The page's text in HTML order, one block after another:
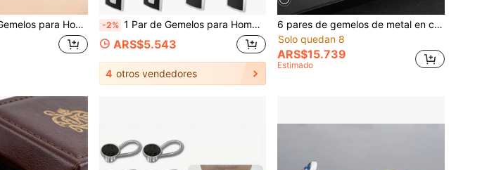
Acero Premium, Conjunto Elegante y Sofisticado Ideal para Boda, Fiesta, Ceremonia -2% 1 Par de Gemelos para Hombre - Diseños Clásicos en Tonos Plateado, Dorado y Negro a Rayas, Formas Circulares y Rectangulares. Gemelos para Camisa, Traje, Boda, Novio, Negocios y Regalo Elegante para Papá y Escuela
ARS$5.543
4 otros vendedores
6 pares de gemelos de metal en colores dorado y plateado, juego de regalo de alta gama para hombres, accesorios para todas las temporadas, Día del Maestro
Solo quedan 8
ARS$15.739
Estimado